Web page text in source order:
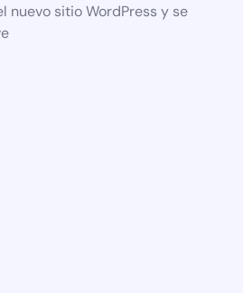
nuevo sitio WordPress y se